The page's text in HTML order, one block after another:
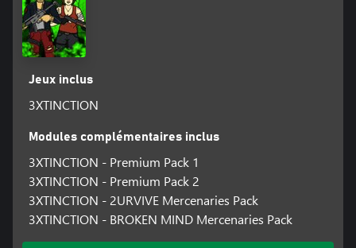
Jeux inclus
3XTINCTION
Modules complémentaires inclus
3XTINCTION - Premium Pack 1
3XTINCTION - Premium Pack 2
3XTINCTION - 2URVIVE Mercenaries Pack
3XTINCTION - BROKEN MIND Mercenaries Pack